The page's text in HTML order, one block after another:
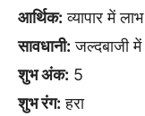
आर्थिक: व्यापार में
सावधानी: जल्दबाजी
शुभ अंक: 5
शुभ रंग: हरा